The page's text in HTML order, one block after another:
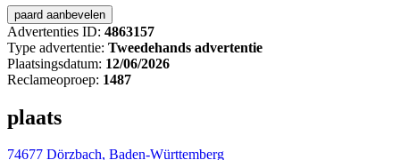
Advertenties ID: 4863157
Type advertentie: Tweedehands advertentie
Plaatsingsdatum: 12/06/2026
Reclameoproep: 1487
plaats
74677 Dörzbach, Baden-Württemberg